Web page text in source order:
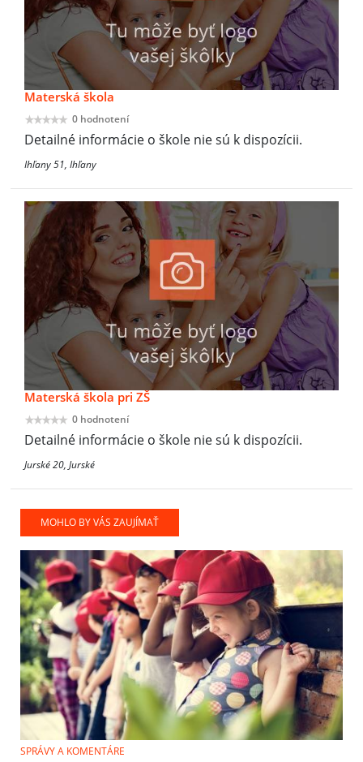
Materská škola
0 hodnotení
Detailné informácie o škole nie sú k dispozícii.
Ihľany 51, Ihľany
Materská škola pri ZŠ
0 hodnotení
Detailné informácie o škole nie sú k dispozícii.
Jurské 20, Jurské
MOHLO BY VÁS ZAUJÍMAŤ
SPRÁVY A KOMENTÁRE